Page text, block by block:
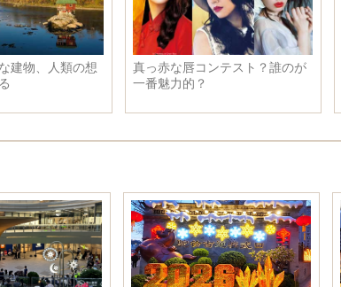
建物、人類の想
真っ赤な唇コンテスト？誰のが
一番魅力的？